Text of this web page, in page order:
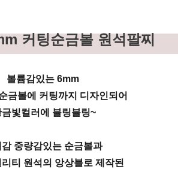
커팅순금볼 원석팔찌
볼륨감있는 6mm
금볼에 커팅까지 디자인되어
금빛컬러에 블링블링~
감 중량감있는 순금볼과
티 원석의 앙상블로 제작된